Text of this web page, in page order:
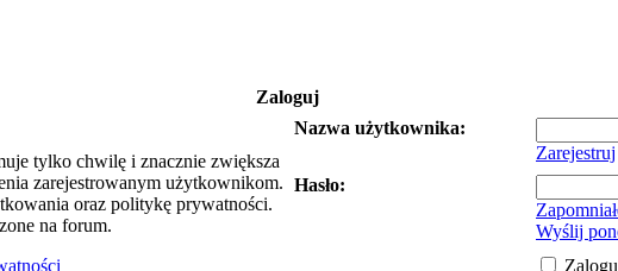
Zaloguj
tylko chwilę i znacznie zwiększa
zarejestrowanym użytkownikom.
oraz politykę prywatności.
na forum.
Nazwa użytkownika:
Zarejestruj
Hasło:
Wyślij